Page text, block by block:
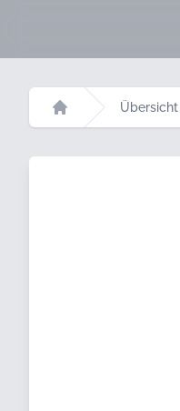
Startseite
Übersicht